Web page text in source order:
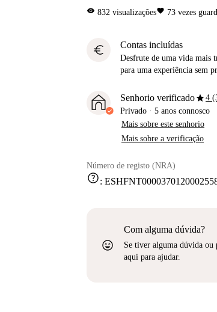
visibility 832 visualizaçõesfavorite 73 vezes
euro Contas incluídas
Desfrute de uma vida mais
para uma experiência sem
Senhorio verificadostar4
Privado · 5 anos connosco
Mais sobre este senhorio
Mais sobre a verificação
Número de registo (NRA)
help:
sentiment_very_satisfied
Com alguma dúvida?
Se tiver alguma dúvida ou
aqui para ajudar.